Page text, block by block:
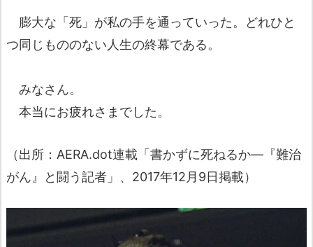
膨大な「死」が私の手を通っていった。どれひと
つ同じもののない人生の終幕である。
みなさん。
本当にお疲れさまでした。
（出所：AERA.dot連載「書かずに死ねるか―『難治
がん』と闘う記者」、2017年12月9日掲載）